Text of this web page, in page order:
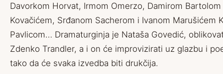
Davorkom Horvat, Irmom Omerzo, Damirom
Kovačićem, Srđanom Sacherom i Ivanom Marušićem
Pavlicom… Dramaturginja je Nataša Govedić,
Zdenko Trandler, a i on će improvizirati uz glazbu i
tako da će svaka izvedba biti drukčija.